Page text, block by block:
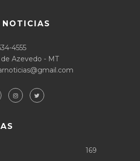
NOTICIAS
4555
Azevedo - MT
169